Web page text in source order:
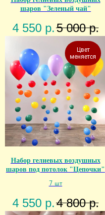
шаров "Зеленый чай"
4 550 р.5 000 р.
Цвет
меняется
Набор гелиевых воздушных
шаров под потолок "Цепочки"
7 шт
4 550 р.4 800 р.